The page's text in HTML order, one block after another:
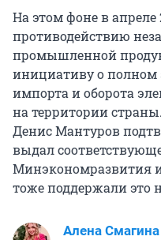
На этом фоне в апреле
противодействию
промышленной
инициативу о полном
импорта и оборота
на территории
Денис Мантуров
выдал
Минэкономразвития
тоже поддержали это
Алена Смагина